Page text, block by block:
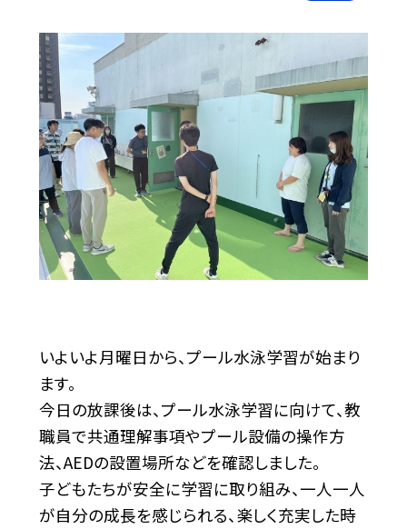
いよいよ月曜日から、プール水泳学習が始まり
ます。
今日の放課後は、プール水泳学習に向けて、教
職員で共通理解事項やプール設備の操作方
法、AEDの設置場所などを確認しました。
子どもたちが安全に学習に取り組み、一人一人
が自分の成長を感じられる、楽しく充実した時